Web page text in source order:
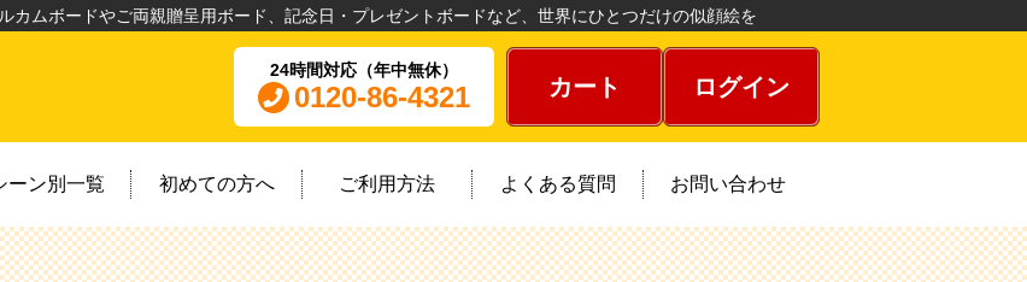
カムボードやご両親贈呈用ボード、記念日・プレゼントボードなど、世界にひとつだけの似顔絵を
24時間対応（年中無休）
0120-86-4321 カート ログイン
ーン別一覧 初めての方へ ご利用方法 よくある質問 お問い合わせ